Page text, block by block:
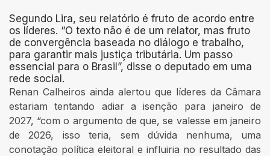
Segundo Lira, seu relatório é fruto de acordo entre
os líderes. “O texto não é de um relator, mas fruto
de convergência baseada no diálogo e trabalho,
para garantir mais justiça tributária. Um passo
essencial para o Brasil”, disse o deputado em uma
rede social.
Renan Calheiros ainda alertou que líderes da Câmara
estariam tentando adiar a isenção para janeiro de
2027, “com o argumento de que, se valesse em janeiro
de 2026, isso teria, sem dúvida nenhuma, uma
conotação política eleitoral e influiria no resultado das